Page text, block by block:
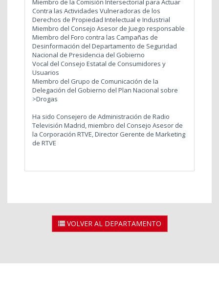
Miembro de la Comisión Intersectorial para Actuar
Contra las Actividades Vulneradoras de los
Derechos de Propiedad Intelectual e Industrial
Miembro del Consejo Asesor de Juego responsable
Miembro del Foro contra las Campañas de
Desinformación del Departamento de Seguridad
Nacional de Presidencia del Gobierno
Vocal del Consejo Estatal de Consumidores y
Usuarios
Miembro del Grupo de Comunicación de la
Delegación del Gobierno del Plan Nacional sobre
>Drogas
Ha sido Consejero de Administración de Radio
Televisión Madrid, miembro del Consejo Asesor de
la Corporación RTVE, Director Gerente de Marketing
de RTVE
VOLVER AL DEPARTAMENTO